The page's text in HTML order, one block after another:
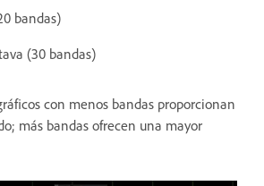
bandas)
(30 bandas)
con menos bandas proporcionan
más bandas ofrecen una mayor